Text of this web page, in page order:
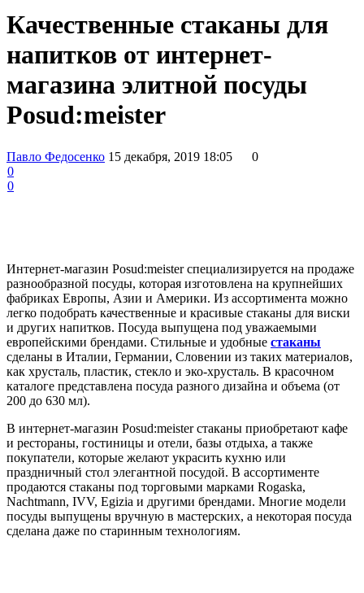
Качественные стаканы для
напитков от интернет-
магазина элитной посуды
Posud:meister
Павло Федосенко 15 декабря, 2019 18:05
0
0
0
Интернет-магазин Posud:meister специализируется на продаже
разнообразной посуды, которая изготовлена на крупнейших
фабриках Европы, Азии и Америки. Из ассортимента можно
легко подобрать качественные и красивые стаканы для виски
и других напитков. Посуда выпущена под уважаемыми
европейскими брендами. Стильные и удобные стаканы
сделаны в Италии, Германии, Словении из таких материалов,
как хрусталь, пластик, стекло и эко-хрусталь. В красочном
каталоге представлена посуда разного дизайна и объема (от
200 до 630 мл).
В интернет-магазин Posud:meister стаканы приобретают кафе
и рестораны, гостиницы и отели, базы отдыха, а также
покупатели, которые желают украсить кухню или
праздничный стол элегантной посудой. В ассортименте
продаются стаканы под торговыми марками Rogaska,
Nachtmann, IVV, Egizia и другими брендами. Многие модели
посуды выпущены вручную в мастерских, а некоторая посуда
сделана даже по старинным технологиям.